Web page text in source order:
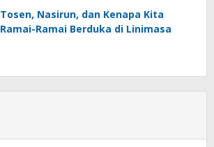
Tosen, Nasirun, dan Kenapa Kita
Ramai-Ramai Berduka di Linimasa